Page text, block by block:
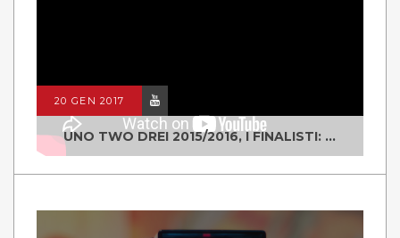
20 GEN 2017
UNO TWO DREI 2015/2016, I FINALISTI: CLASSE IV ALS ISTITUTO "DEGASPERI" BORGO VALSUGANA